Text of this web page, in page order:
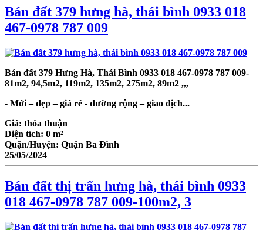
Bán đất 379 hưng hà, thái bình 0933 018
467-0978 787 009
Bán đất 379 Hưng Hà, Thái Bình 0933 018 467-0978 787 009-
81m2, 94,5m2, 119m2, 135m2, 275m2, 89m2 ,,,
- Mới – đẹp – giá rẻ - đường rộng – giao dịch...
Giá: thỏa thuận
Diện tích: 0 m²
Quận/Huyện: Quận Ba Đình
25/05/2024
Bán đất thị trấn hưng hà, thái bình 0933
018 467-0978 787 009-100m2, 3